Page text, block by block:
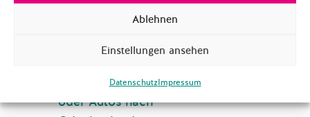
Ablehnen
Einstellungen ansehen
DatenschutzImpressum
Rechtsfreier Raum.
Die systematische
Kriminalisierung von
Steuern eines Bootes
oder Autos nach